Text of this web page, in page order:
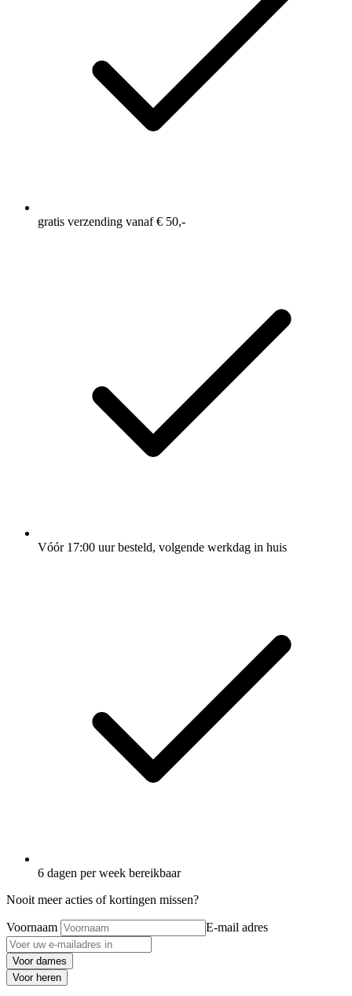
gratis verzending vanaf € 50,-
Vóór 17:00 uur besteld, volgende werkdag in huis
6 dagen per week bereikbaar
Nooit meer acties of kortingen missen?
Voornaam E-mail adres
Voor dames
Voor heren